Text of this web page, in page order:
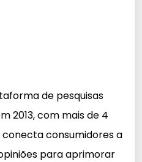
de pesquisas
2013, com mais de 4
conecta consumidores a
para aprimorar